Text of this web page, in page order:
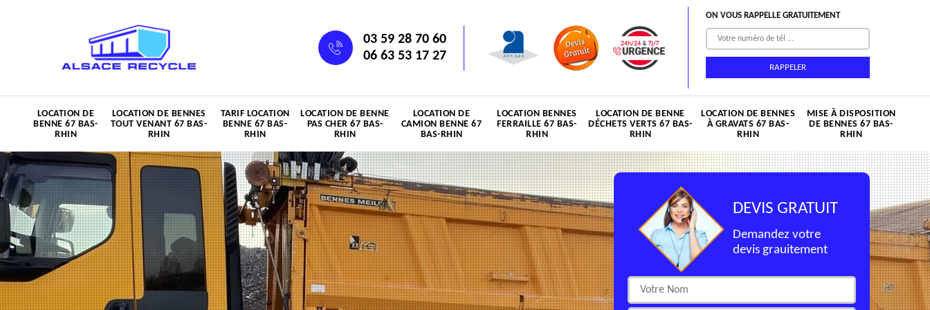
03 59 28 70 60
06 63 53 17 27
ON VOUS RAPPELLE GRATUITEMENT
LOCATION DE
BENNE 67 BAS-
RHIN
LOCATION DE BENNES
TOUT VENANT 67 BAS-
RHIN
TARIF LOCATION
BENNE 67 BAS-
RHIN
LOCATION DE BENNE
PAS CHER 67 BAS-
RHIN
LOCATION DE
CAMION BENNE 67
BAS-RHIN
LOCATION BENNES
FERRAILLE 67 BAS-
RHIN
LOCATION DE BENNE
DÉCHETS VERTS 67 BAS-
RHIN
LOCATION DE BENNES
À GRAVATS 67 BAS-
RHIN
MISE À DISPOSITION
DE BENNES 67 BAS-
RHIN
DEVIS GRATUIT
Demandez votre
devis grauitement